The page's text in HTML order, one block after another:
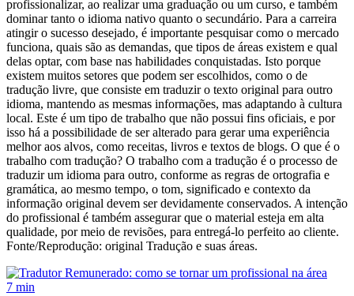
profissionalizar, ao realizar uma graduação ou um curso, e também
dominar tanto o idioma nativo quanto o secundário. Para a carreira
atingir o sucesso desejado, é importante pesquisar como o mercado
funciona, quais são as demandas, que tipos de áreas existem e qual
delas optar, com base nas habilidades conquistadas. Isto porque
existem muitos setores que podem ser escolhidos, como o de
tradução livre, que consiste em traduzir o texto original para outro
idioma, mantendo as mesmas informações, mas adaptando à cultura
local. Este é um tipo de trabalho que não possui fins oficiais, e por
isso há a possibilidade de ser alterado para gerar uma experiência
melhor aos alvos, como receitas, livros e textos de blogs. O que é o
trabalho com tradução? O trabalho com a tradução é o processo de
traduzir um idioma para outro, conforme as regras de ortografia e
gramática, ao mesmo tempo, o tom, significado e contexto da
informação original devem ser devidamente conservados. A intenção
do profissional é também assegurar que o material esteja em alta
qualidade, por meio de revisões, para entregá-lo perfeito ao cliente.
Fonte/Reprodução: original Tradução e suas áreas.
7 min